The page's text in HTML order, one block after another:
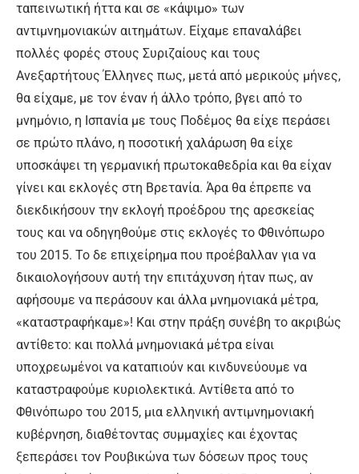
ταπεινωτική ήττα και σε «κάψιμο» των
αντιμνημονιακών αιτημάτων. Είχαμε επαναλάβει
πολλές φορές στους Συριζαίους και τους
Ανεξαρτήτους Έλληνες πως, μετά από μερικούς μήνες,
θα είχαμε, με τον έναν ή άλλο τρόπο, βγει από το
μνημόνιο, η Ισπανία με τους Ποδέμος θα είχε περάσει
σε πρώτο πλάνο, η ποσοτική χαλάρωση θα είχε
υποσκάψει τη γερμανική πρωτοκαθεδρία και θα είχαν
γίνει και εκλογές στη Βρετανία. Άρα θα έπρεπε να
διεκδικήσουν την εκλογή προέδρου της αρεσκείας
τους και να οδηγηθούμε στις εκλογές το Φθινόπωρο
του 2015. Το δε επιχείρημα που προέβαλλαν για να
δικαιολογήσουν αυτή την επιτάχυνση ήταν πως, αν
αφήσουμε να περάσουν και άλλα μνημονιακά μέτρα,
«καταστραφήκαμε»! Και στην πράξη συνέβη το ακριβώς
αντίθετο: και πολλά μνημονιακά μέτρα είναι
υποχρεωμένοι να καταπιούν και κινδυνεύουμε να
καταστραφούμε κυριολεκτικά. Αντίθετα από το
Φθινόπωρο του 2015, μια ελληνική αντιμνημονιακή
κυβέρνηση, διαθέτοντας συμμαχίες και έχοντας
ξεπεράσει τον Ρουβικώνα των δόσεων προς τους